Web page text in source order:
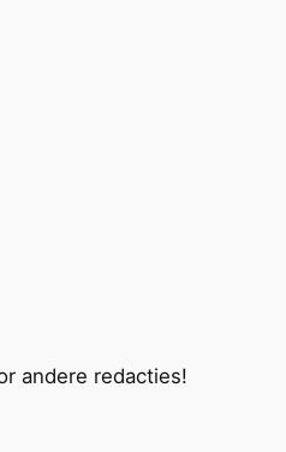
andere redacties!